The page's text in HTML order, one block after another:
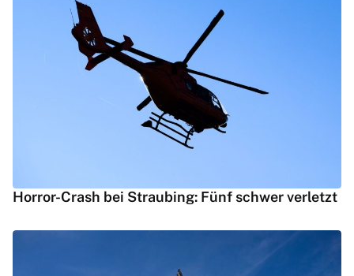
Horror-Crash bei Straubing: Fünf schwer verletzt